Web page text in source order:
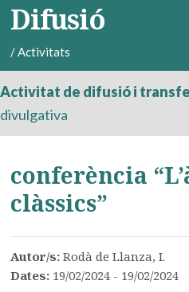
Difusió
/Activitats
Activitat de difusió i
divulgativa
conferència
clàssics”
Autor/s:Rodà de Llanza, I.
Dates: 19/02/2024 - 19/02/2024